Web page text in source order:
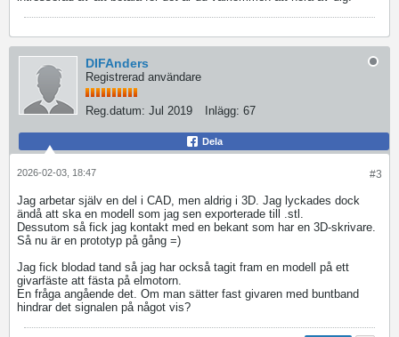
DIFAnders
Registrerad användare
Reg.datum: Jul 2019 Inlägg: 67
Dela
#3
2026-02-03, 18:47
Jag arbetar själv en del i CAD, men aldrig i 3D. Jag lyckades dock
ändå att ska en modell som jag sen exporterade till .stl.
Dessutom så fick jag kontakt med en bekant som har en 3D-skrivare.
Så nu är en prototyp på gång =)
Jag fick blodad tand så jag har också tagit fram en modell på ett
givarfäste att fästa på elmotorn.
En fråga angående det. Om man sätter fast givaren med buntband
hindrar det signalen på något vis?